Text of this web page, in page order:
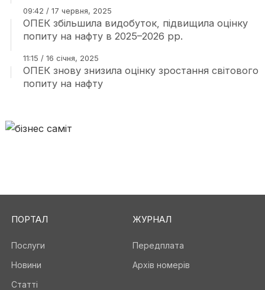
09:42 / 17 червня, 2025
ОПЕК збільшила видобуток, підвищила оцінку
попиту на нафту в 2025–2026 рр.
11:15 / 16 січня, 2025
ОПЕК знову знизила оцінку зростання світового
попиту на нафту
ПОРТАЛ
Послуги
Новини
Статті
ЖУРНАЛ
Передплата
Архів номерів